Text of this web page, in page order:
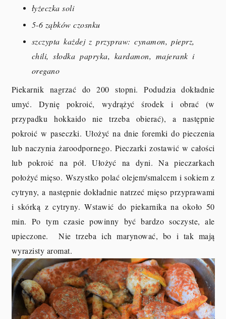
łyżeczka soli
5-6 ząbków czosnku
szczypta każdej z przypraw: cynamon, pieprz,
chili, słodka papryka, kardamon, majerank i
oregano
Piekarnik nagrzać do 200 stopni. Podudzia dokładnie
umyć. Dynię pokroić, wydrążyć środek i obrać (w
przypadku hokkaido nie trzeba obierać), a następnie
pokroić w paseczki. Ułożyć na dnie foremki do pieczenia
lub naczynia żaroodpornego. Pieczarki zostawić w całości
lub pokroić na pół. Ułożyć na dyni. Na pieczarkach
położyć mięso. Wszystko polać olejem/smalcem i sokiem z
cytryny, a następnie dokładnie natrzeć mięso przyprawami
i skórką z cytryny. Wstawić do piekarnika na około 50
min. Po tym czasie powinny być bardzo soczyste, ale
upieczone. Nie trzeba ich marynować, bo i tak mają
wyrazisty aromat.